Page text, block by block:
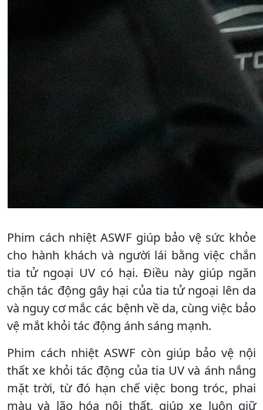
Phim cách nhiệt ASWF giúp bảo vệ sức khỏe
cho hành khách và người lái bằng việc chắn
tia tử ngoại UV có hại. Điều này giúp ngăn
chặn tác động gây hại của tia tử ngoại lên da
và nguy cơ mắc các bệnh về da, cùng việc bảo
vệ mắt khỏi tác động ánh sáng mạnh.
Phim cách nhiệt ASWF còn giúp bảo vệ nội
thất xe khỏi tác động của tia UV và ánh nắng
mặt trời, từ đó hạn chế việc bong tróc, phai
màu và lão hóa nội thất, giúp xe luôn giữ